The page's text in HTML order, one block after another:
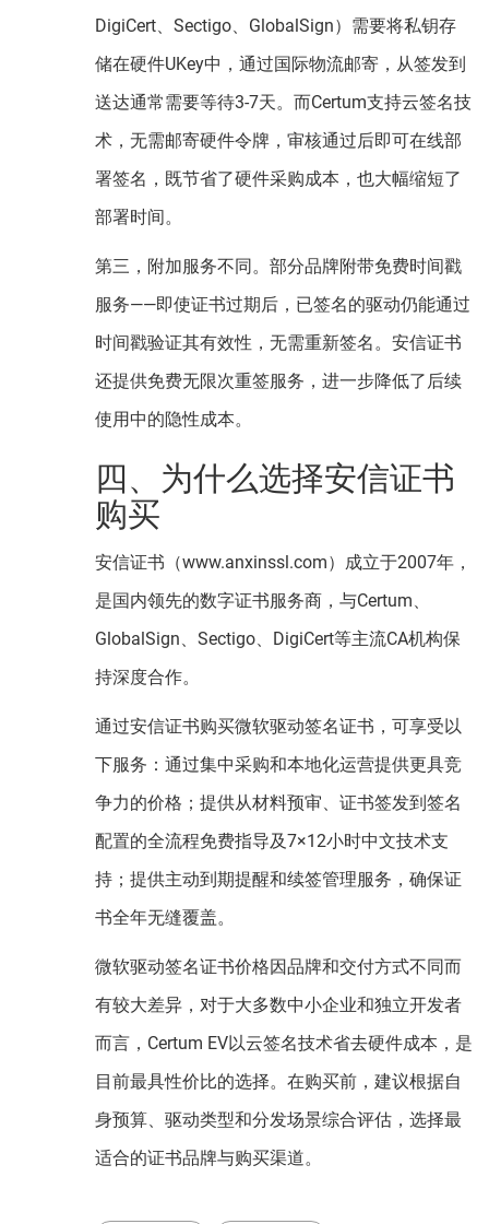
DigiCert、Sectigo、GlobalSign）需要将私钥存
储在硬件UKey中，通过国际物流邮寄，从签发到
送达通常需要等待3-7天。而Certum支持云签名技
术，无需邮寄硬件令牌，审核通过后即可在线部
署签名，既节省了硬件采购成本，也大幅缩短了
部署时间。
第三，附加服务不同。部分品牌附带免费时间戳
服务——即使证书过期后，已签名的驱动仍能通过
时间戳验证其有效性，无需重新签名。安信证书
还提供免费无限次重签服务，进一步降低了后续
使用中的隐性成本。
四、为什么选择安信证书
购买
安信证书（www.anxinssl.com）成立于2007年，
是国内领先的数字证书服务商，与Certum、
GlobalSign、Sectigo、DigiCert等主流CA机构保
持深度合作。
通过安信证书购买微软驱动签名证书，可享受以
下服务：通过集中采购和本地化运营提供更具竞
争力的价格；提供从材料预审、证书签发到签名
配置的全流程免费指导及7×12小时中文技术支
持；提供主动到期提醒和续签管理服务，确保证
书全年无缝覆盖。
微软驱动签名证书价格因品牌和交付方式不同而
有较大差异，对于大多数中小企业和独立开发者
而言，Certum EV以云签名技术省去硬件成本，是
目前最具性价比的选择。在购买前，建议根据自
身预算、驱动类型和分发场景综合评估，选择最
适合的证书品牌与购买渠道。